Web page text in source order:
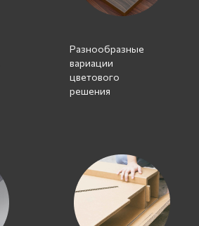
Разнообразные
вариации
цветового
решения